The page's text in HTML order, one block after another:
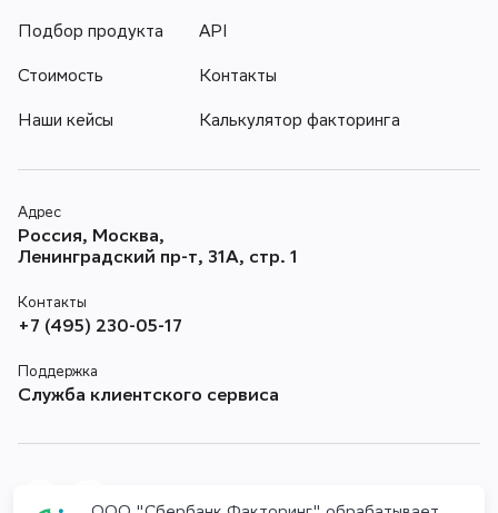
Подбор продукта
Стоимость
Наши кейсы
API
Контакты
Калькулятор факторинга
Адрес
Россия, Москва,
Ленинградский пр-т, 31А, стр. 1
Контакты
+7 (495) 230-05-17
Поддержка
Служба клиентского сервиса